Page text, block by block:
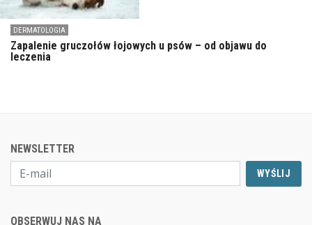
DERMATOLOGIA
Zapalenie gruczołów łojowych u psów – od objawu do
leczenia
NEWSLETTER
WYŚLIJ
OBSERWUJ NAS NA